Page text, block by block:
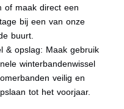
of maak direct een
bij een van onze
buurt.
& opslag: Maak gebruik
winterbandenwissel
veilig en
tot het voorjaar.